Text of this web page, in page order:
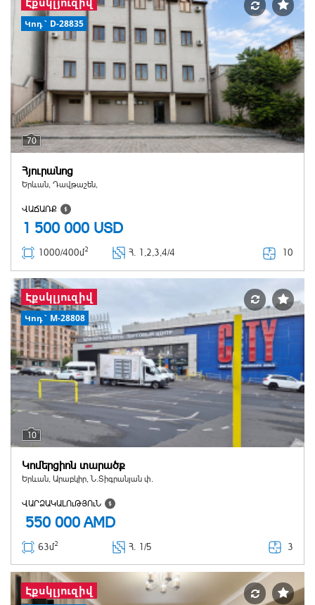
70
Կոդ` D-28835
Հյուրանոց
Երևան, Դավթաշեն,
ՎԱՃԱՌՔ
1 500 000 USD
1000/400մ2 Հ. 1,2,3,4/4 10
10
Կոդ` M-28808
Էքսկլյուզիվ
Կոմերցիոն տարածք
Երևան, Արաբկիր, Ն.Տիգրանյան փ.
ՎԱՐՁԱԿԱԼՈւԹՅՈւՆ
550 000 AMD
63մ2 Հ. 1/5 3
Էքսկլյուզիվ